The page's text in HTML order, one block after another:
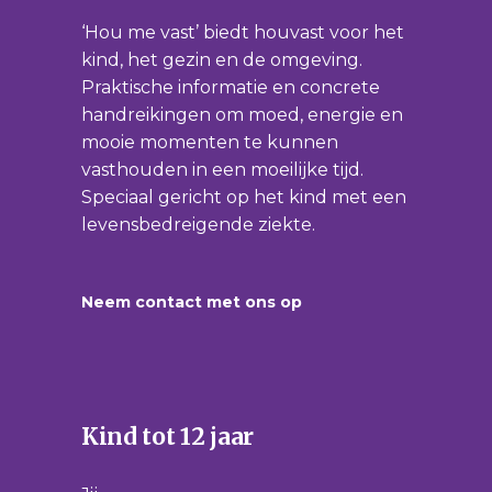
‘Hou me vast’ biedt houvast voor het
kind, het gezin en de omgeving.
Praktische informatie en concrete
handreikingen om moed, energie en
mooie momenten te kunnen
vasthouden in een moeilijke tijd.
Speciaal gericht op het kind met een
levensbedreigende ziekte.
Neem contact met ons op
Kind tot 12 jaar